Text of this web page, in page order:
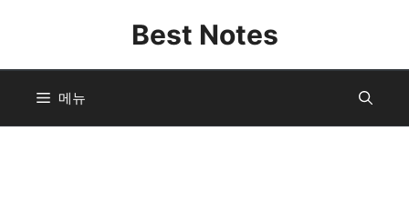
너
Best Notes
메뉴